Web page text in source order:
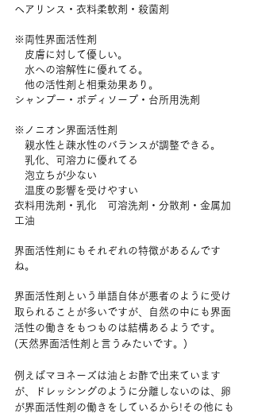
ヘアリンス・衣料柔軟剤・殺菌剤
※両性界面活性剤
皮膚に対して優しい。
水への溶解性に優れてる。
他の活性剤と相乗効果あり。
シャンプー・ボディソープ・台所用洗剤
※ノニオン界面活性剤
親水性と疎水性のバランスが調整できる。
乳化、可溶力に優れてる
泡立ちが少ない
温度の影響を受けやすい
衣料用洗剤・乳化　可溶洗剤・分散剤・金属加
工油
界面活性剤にもそれぞれの特徴があるんです
ね。
界面活性剤という単語自体が悪者のように受け
取られることが多いですが、自然の中にも界面
活性の働きをもつものは結構あるようです。
(天然界面活性剤と言うみたいです。)
例えばマヨネーズは油とお酢で出来ています
が、ドレッシングのように分離しないのは、卵
が界面活性剤の働きをしているから!その他にも